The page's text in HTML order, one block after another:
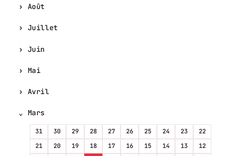
Août
Juillet
Juin
Mai
Avril
Mars
31 30 29 28 27 26 25 24 23
22
21
20 19 18 17 16 15 14 13
12